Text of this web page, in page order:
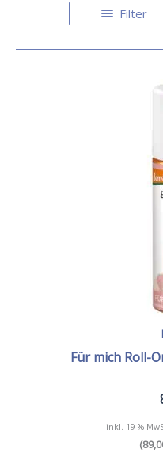
Filter
Für mich Roll-
inkl. 19 %